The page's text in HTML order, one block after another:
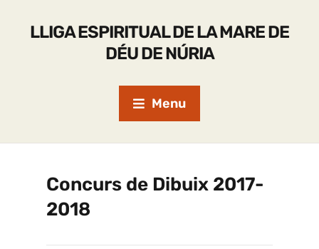
LLIGA ESPIRITUAL DE LA MARE DE
DÉU DE NÚRIA
Menu
Concurs de Dibuix 2017-
2018